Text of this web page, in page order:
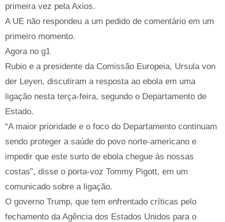
primeira vez pela Axios.
A UE não respondeu a um pedido de comentário em um
primeiro momento.
Agora no g1
Rubio e a presidente da Comissão Europeia, Ursula von
der Leyen, discutiram a resposta ao ebola em uma
ligação nesta terça-feira, segundo o Departamento de
Estado.
“A maior prioridade e o foco do Departamento continuam
sendo proteger a saúde do povo norte-americano e
impedir que este surto de ebola chegue às nossas
costas”, disse o porta-voz Tommy Pigott, em um
comunicado sobre a ligação.
O governo Trump, que tem enfrentado críticas pelo
fechamento da Agência dos Estados Unidos para o